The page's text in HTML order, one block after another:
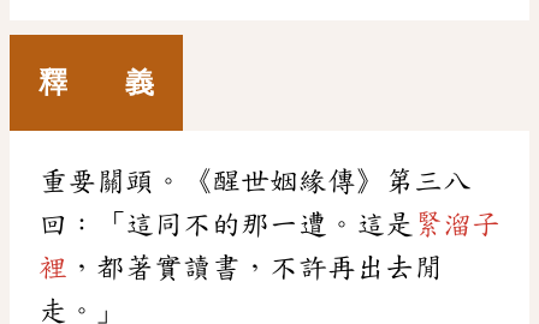
釋 義
重要關頭。《醒世姻緣傳》第三八
回：「這同不的那一遭。這是 緊溜子
裡 ，都著實讀書，不許再出去閒
走。」